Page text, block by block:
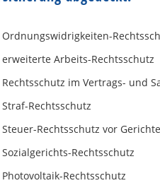
Ordnungswidrigkeiten-
erweiterte Arbeits-Rechtsschutz
Rechtsschutz im Vertrags- und
Straf-Rechtsschutz
Steuer-Rechtsschutz vor
Sozialgerichts-Rechtsschutz
Photovoltaik-Rechtsschutz